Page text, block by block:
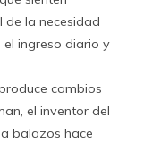
de la necesidad
el ingreso diario y
cambios
el inventor del
balazos hace